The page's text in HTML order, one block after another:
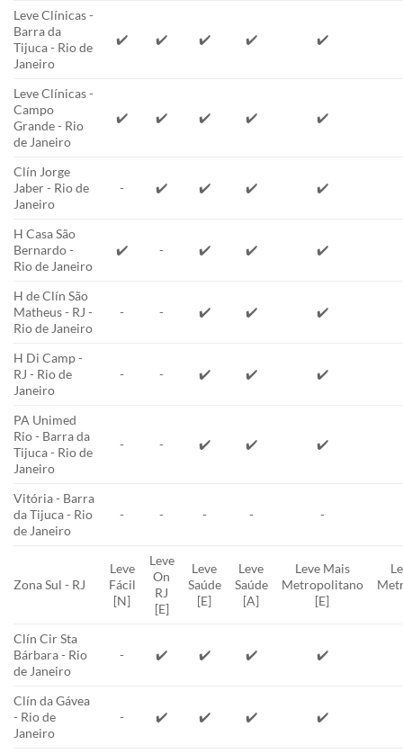
Leve Clínicas -
Barra da
Tijuca - Rio de
Janeiro
✔️ ✔️ ✔️ ✔️ ✔️
Leve Clínicas -
Campo
Grande - Rio
de Janeiro
✔️ ✔️ ✔️ ✔️ ✔️
Clín Jorge
Jaber - Rio de
Janeiro
- ✔️ ✔️ ✔️ ✔️
H Casa São
Bernardo -
Rio de Janeiro
✔️ - ✔️ ✔️ ✔️
H de Clín São
Matheus - RJ -
Rio de Janeiro
- - ✔️ ✔️ ✔️
H Di Camp -
RJ - Rio de
Janeiro
- - ✔️ ✔️ ✔️
PA Unimed
Rio - Barra da
Tijuca - Rio de
Janeiro
- - ✔️ ✔️ ✔️
Vitória - Barra
da Tijuca - Rio
de Janeiro
- - - - -
Zona Sul - RJ
Leve
Fácil
[N]
Leve
On
RJ
[E]
Leve
Saúde
[E]
Leve
Saúde
[A]
Leve Mais
Metropolitano
[E]
Clín Cir Sta
Bárbara - Rio
de Janeiro
- ✔️ ✔️ ✔️ ✔️
Clín da Gávea
- Rio de
Janeiro
- ✔️ ✔️ ✔️ ✔️